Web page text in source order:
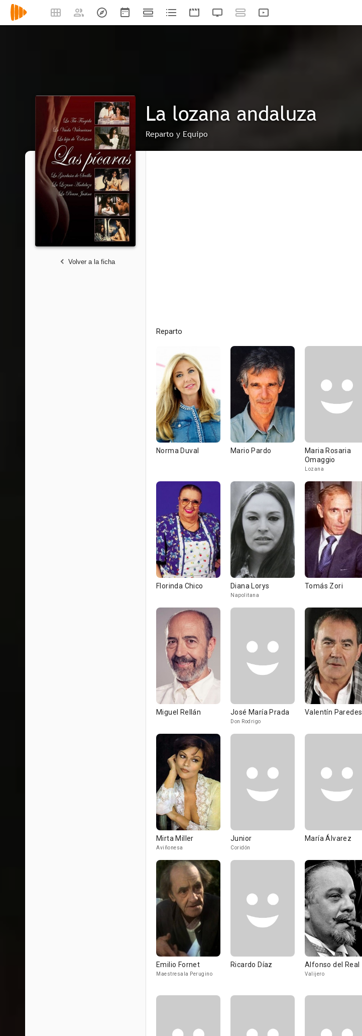
La lozana andaluza
Reparto y Equipo
Volver a la ficha
Reparto
Norma Duval Mario Pardo
Maria Rosaria
Omaggio
Lozana
Florinda Chico Diana Lorys
Napolitana
Tomás Zori
Miguel Rellán José María Prada
Don Rodrigo
Valentín Paredes
Mirta Miller
Aviñonesa
Junior
Coridón
María Álvarez
Emilio Fornet
Maestresala Perugino
Ricardo Díaz Alfonso del Real
Valijero